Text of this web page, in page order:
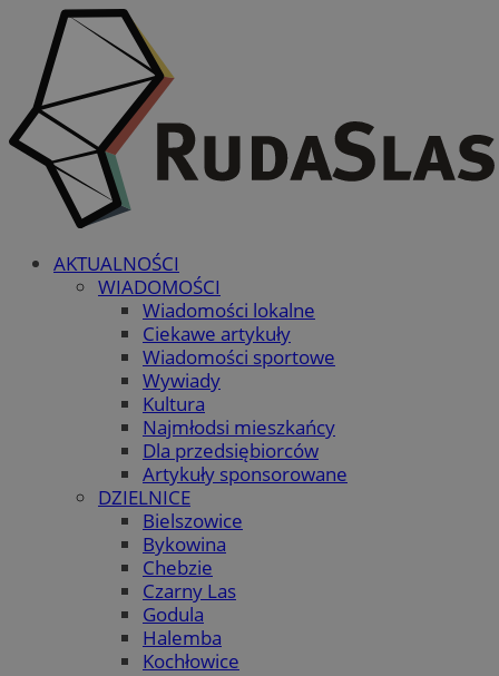
AKTUALNOŚCI
WIADOMOŚCI
Wiadomości lokalne
Ciekawe artykuły
Wiadomości sportowe
Wywiady
Kultura
Najmłodsi mieszkańcy
Dla przedsiębiorców
Artykuły sponsorowane
DZIELNICE
Bielszowice
Bykowina
Chebzie
Czarny Las
Godula
Halemba
Kochłowice